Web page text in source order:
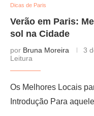
Dicas de Paris
Verão em Paris:
sol na Cidade
por Bruna Moreira 3
Leitura
Os Melhores Locais
Introdução Para